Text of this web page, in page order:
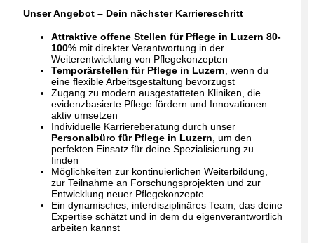
Unser Angebot – Dein nächster Karriereschritt
Attraktive offene Stellen für Pflege in Luzern 80-
100% mit direkter Verantwortung in der
Weiterentwicklung von Pflegekonzepten
Temporärstellen für Pflege in Luzern , wenn du
eine flexible Arbeitsgestaltung bevorzugst
Zugang zu modern ausgestatteten Kliniken, die
evidenzbasierte Pflege fördern und Innovationen
aktiv umsetzen
Individuelle Karriereberatung durch unser
Personalbüro für Pflege in Luzern , um den
perfekten Einsatz für deine Spezialisierung zu
finden
Möglichkeiten zur kontinuierlichen Weiterbildung,
zur Teilnahme an Forschungsprojekten und zur
Entwicklung neuer Pflegekonzepte
Ein dynamisches, interdisziplinäres Team, das deine
Expertise schätzt und in dem du eigenverantwortlich
arbeiten kannst